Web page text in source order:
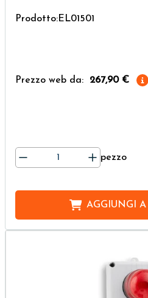
Prodotto:EL01501
Prezzo web da: 267,90 €
pezzo
AGGIUNGI A